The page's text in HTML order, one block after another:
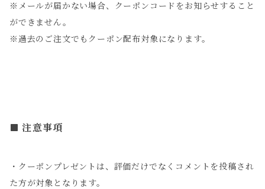
※メールが届かない場合、クーポンコードをお知らせすること
ができません。
※過去のご注文でもクーポン配布対象になります。
注意事項
・クーポンプレゼントは、評価だけでなくコメントを投稿され
た方が対象となります。